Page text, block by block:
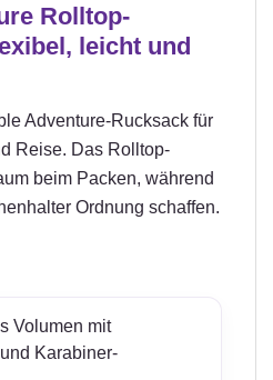
Rolltop-
leicht und
Adventure-Rucksack für
Reise. Das Rolltop-
beim Packen, während
Ordnung schaffen.
Volumen mit
Karabiner-